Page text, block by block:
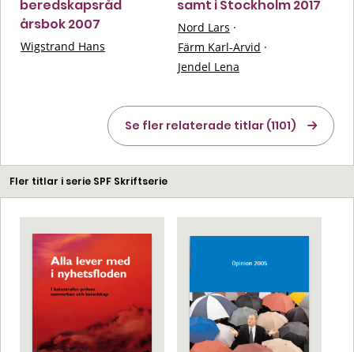
beredskapsråd
årsbok 2007
Wigstrand Hans
samt i Stockholm 2017
Nord Lars ·
Färm Karl-Arvid ·
Jendel Lena
Se fler relaterade titlar (1101)
Fler titlar i serie SPF Skriftserie